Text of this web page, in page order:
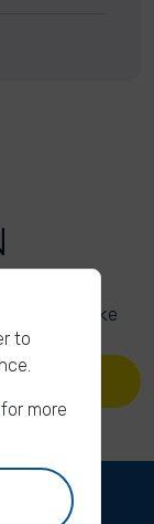
others to take
to
for more